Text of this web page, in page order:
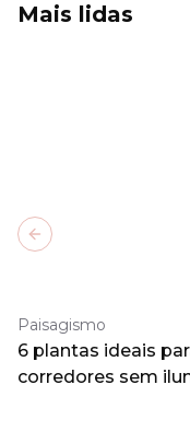
Mais lidas
Paisagismo
6 plantas ideais
corredores sem
Previous slide